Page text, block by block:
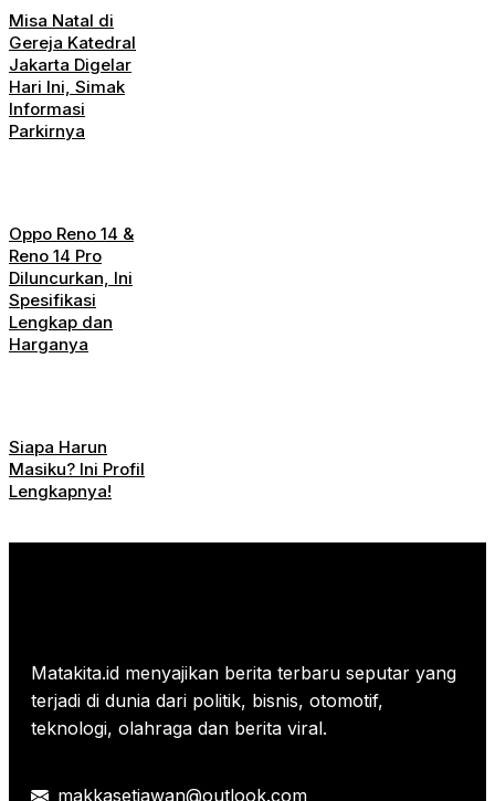
Misa Natal di
Gereja Katedral
Jakarta Digelar
Hari Ini, Simak
Informasi
Parkirnya
Oppo Reno 14 &
Reno 14 Pro
Diluncurkan, Ini
Spesifikasi
Lengkap dan
Harganya
Siapa Harun
Masiku? Ini Profil
Lengkapnya!
Matakita.id menyajikan berita terbaru seputar yang
terjadi di dunia dari politik, bisnis, otomotif,
teknologi, olahraga dan berita viral.
makkasetiawan@outlook.com